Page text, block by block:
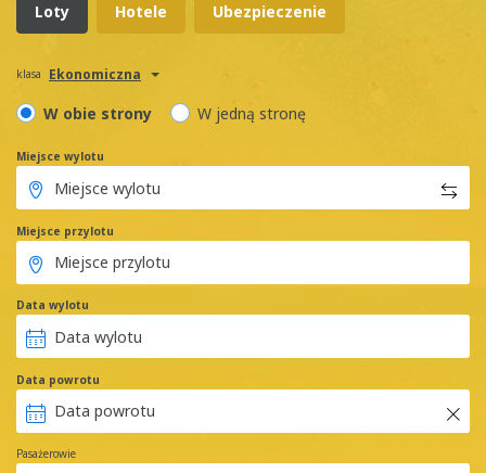
Loty Hotele Ubezpieczenie
klasa Ekonomiczna
W obie strony W jedną stronę
Miejsce wylotu
Miejsce przylotu
Data wylotu
Data powrotu
Pasażerowie